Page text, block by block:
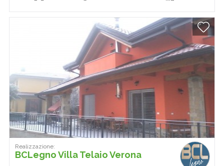
Realizzazione:
BCLegno Villa Telaio Verona